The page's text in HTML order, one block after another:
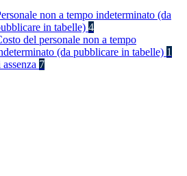
non a tempo indeterminato (da
in tabelle) 4
del personale non a tempo
(da pubblicare in tabelle) 1
7